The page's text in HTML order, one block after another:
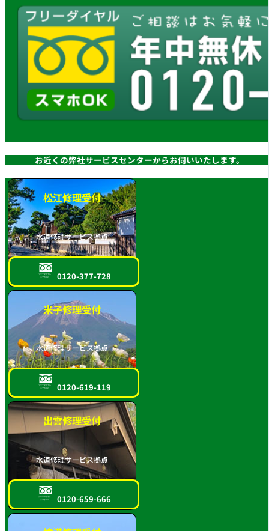
お近くの弊社サービスセンターからお伺いいたします。
松江修理受付
水道修理サービス拠点
フリーダイヤル
スマホOK!! 0120-377-728
米子修理受付
水道修理サービス拠点
フリーダイヤル
スマホOK!! 0120-619-119
出雲修理受付
水道修理サービス拠点
フリーダイヤル
スマホOK!! 0120-659-666